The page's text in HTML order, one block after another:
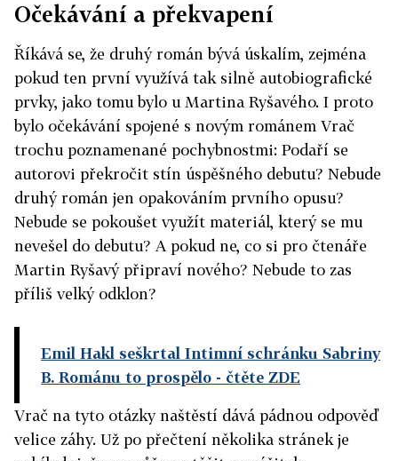
Očekávání a překvapení
Říkává se, že druhý román bývá úskalím, zejména
pokud ten první využívá tak silně autobiografické
prvky, jako tomu bylo u Martina Ryšavého. I proto
bylo očekávání spojené s novým románem Vrač
trochu poznamenané pochybnostmi: Podaří se
autorovi překročit stín úspěšného debutu? Nebude
druhý román jen opakováním prvního opusu?
Nebude se pokoušet využít materiál, který se mu
nevešel do debutu? A pokud ne, co si pro čtenáře
Martin Ryšavý připraví nového? Nebude to zas
příliš velký odklon?
Emil Hakl seškrtal Intimní schránku Sabriny
B. Románu to prospělo - čtěte ZDE
Vrač na tyto otázky naštěstí dává pádnou odpověď
velice záhy. Už po přečtení několika stránek je